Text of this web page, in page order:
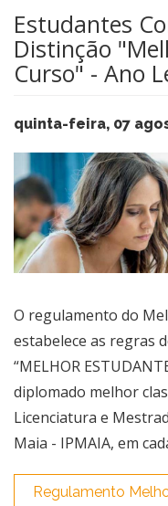
Estudantes
Distinção
Curso" - Ano
quinta-feira, 07
O regulamento ​do
estabelece as regras
“MELHOR
diplomado melhor
Licenciatura e
Maia - IPMAIA, em
Regulamento